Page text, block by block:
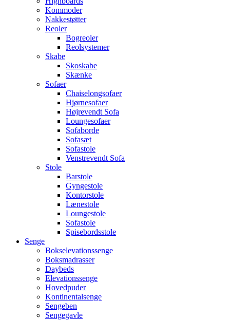
Kommoder
Nakkestøtter
Reoler
Bogreoler
Reolsystemer
Skabe
Skoskabe
Skænke
Sofaer
Chaiselongsofaer
Hjørnesofaer
Højrevendt Sofa
Loungesofaer
Sofaborde
Sofasæt
Sofastole
Venstrevendt Sofa
Stole
Barstole
Gyngestole
Kontorstole
Lænestole
Loungestole
Sofastole
Spisebordsstole
Senge
Bokselevationssenge
Boksmadrasser
Daybeds
Elevationssenge
Hovedpuder
Kontinentalsenge
Sengeben
Sengegavle